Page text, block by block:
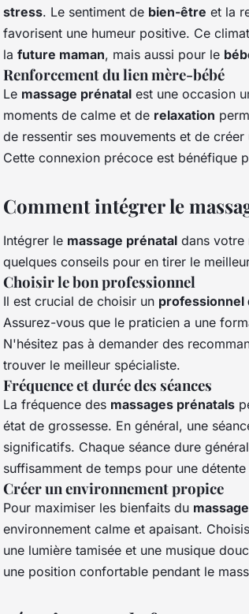
stress. Le sentiment de bien-être et la
favorisent une humeur positive. Ce
la future maman, mais aussi pour le
Renforcement du lien mère-bébé
Le massage prénatal est une occasion
moments de calme et de relaxation
de ressentir ses mouvements et de
Cette connexion précoce est bénéfique
Comment intégrer le
Intégrer le massage prénatal dans votre
quelques conseils pour en tirer le
Choisir le bon professionnel
Il est crucial de choisir un professionnel
Assurez-vous que le praticien a une
N'hésitez pas à demander des
trouver le meilleur spécialiste.
Fréquence et durée des séances
La fréquence des massages prénatals
état de grossesse. En général, une
significatifs. Chaque séance dure
suffisamment de temps pour une
Créer un environnement propice
Pour maximiser les bienfaits du
environnement calme et apaisant.
une lumière tamisée et une musique
une position confortable pendant le